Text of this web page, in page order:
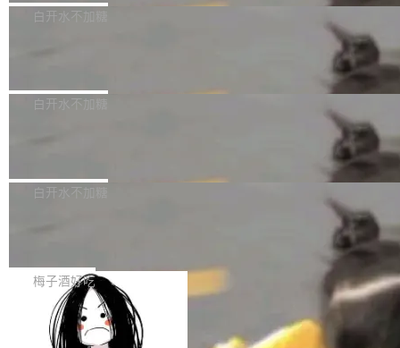
不得生成涉及安全性的关键变更，除非作者本身
36个月。 公告显示，本次宇树科技战略配售对
员工参与设立的专项资产管理计划。其中，Dee
获配9...
Bug fixes and enhancements 修复多次传递同
一个回归问题，该问题导致拉取镜像时会拒绝包
题，该问题可能导致在旧版 Linux 内核...
白开水不加糖
e 孵化器项目管理委员会（IPMC）投票中获得
P）！这一里程碑不仅标志着 Fluss 迈入新的发
白开水不加糖
长期停止内容更新，未能实现其作为“AI版维基百
提交的编辑请求也长期处于待处理状态。 Groki
pedia 于去年底上线，定位为由人工智能生成内
容的百科平台，被马斯克视为传统众包百科网站
维基百科的替代方案。Lawfare 调查发现，无论
白开水不加糖
是这样的：配 MessageSource 的 Bean、写 R
eloadableResourceBundleMessageSource、
声明 LocaleResolver、注册 LocaleChangeInt
erceptor…五六步之后才能看到第一行翻译文
梅子酒好吃
Apache Doris 4.1 全面增强 Iceberg：
支持 UPDATE、MERGE INTO 与 Iceb
Apache Doris 4.1 要补齐的，正是缺失的那一